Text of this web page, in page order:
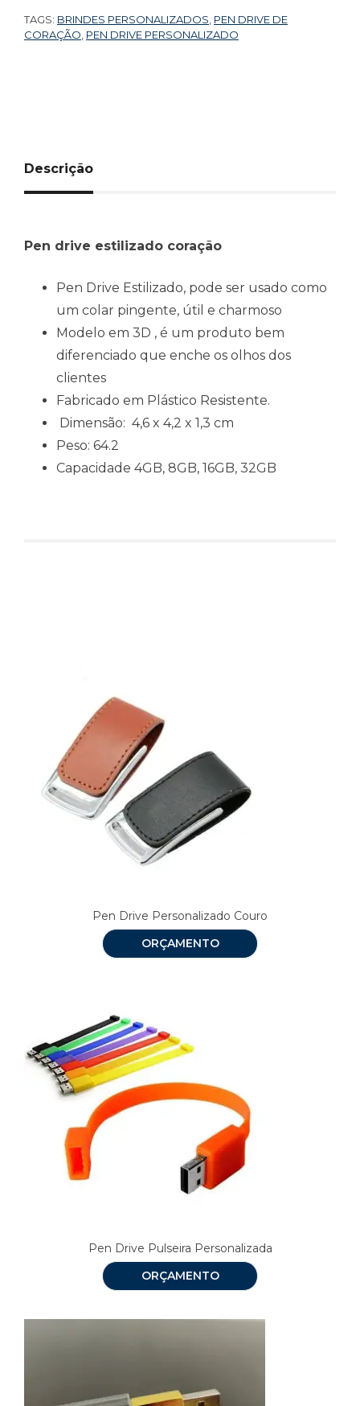
TAGS: BRINDES PERSONALIZADOS PEN DRIVE DE
CORAÇÃO PEN DRIVE PERSONALIZADO
Descrição
Pen drive estilizado coração
Pen Drive Estilizado, pode ser usado como
um colar pingente, útil e charmoso
Modelo em 3D , é um produto bem
diferenciado que enche os olhos dos
clientes
Fabricado em Plástico Resistente.
Dimensão: 4,6 x 4,2 x 1,3 cm
Peso: 64.2
Capacidade 4GB, 8GB, 16GB, 32GB
Pen Drive Personalizado Couro
ORÇAMENTO
Pen Drive Pulseira Personalizada
ORÇAMENTO